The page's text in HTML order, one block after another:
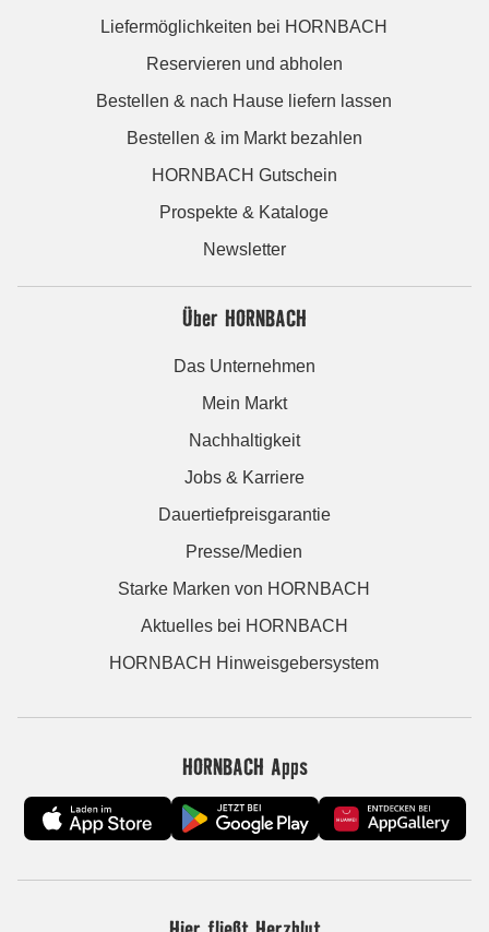
Liefermöglichkeiten bei HORNBACH
Reservieren und abholen
Bestellen & nach Hause liefern lassen
Bestellen & im Markt bezahlen
HORNBACH Gutschein
Prospekte & Kataloge
Newsletter
Über HORNBACH
Das Unternehmen
Mein Markt
Nachhaltigkeit
Jobs & Karriere
Dauertiefpreisgarantie
Presse/Medien
Starke Marken von HORNBACH
Aktuelles bei HORNBACH
HORNBACH Hinweisgebersystem
HORNBACH Apps